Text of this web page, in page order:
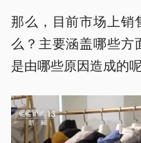
那么，目前市场上销
么？主要涵盖哪些方
是由哪些原因造成的